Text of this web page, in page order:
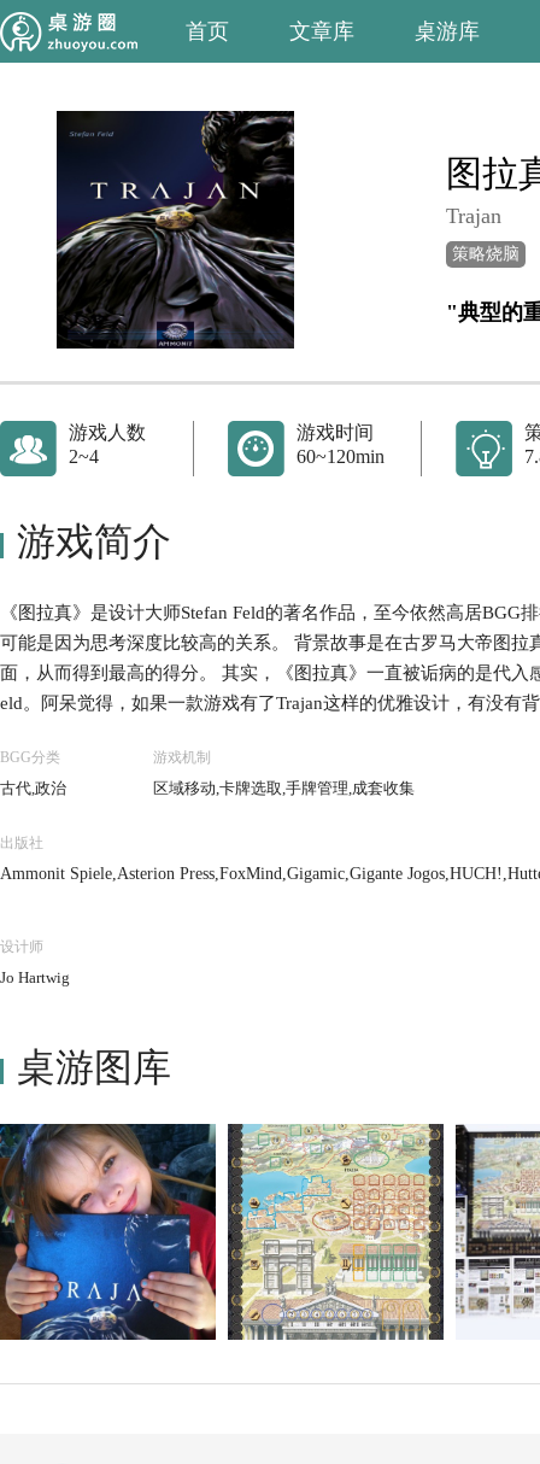
首页 文章库 桌游库
图拉
Trajan
策略烧脑
"典型的
游戏人数
2~4
游戏时间
60~120min
游戏简介
《图拉真》是设计大师Stefan Feld的著名作品，至今依然高居
可能是因为思考深度比较高的关系。 背景故事是在古罗马大帝图
面，从而得到最高的得分。 其实，《图拉真》一直被诟病的是代入
eld。阿呆觉得，如果一款游戏有了Trajan这样的优雅设计，有没有
风格，把这一特点演绎到了极致。玩家间的互动并不算多，但是如
开始，你就得判断思考最适合你的发展，而同时关注对手的动向。
BGG分类
古代,政治
游戏机制
区域移动,卡牌选取,手牌管理,成套收集
出版社
Ammonit Spiele,Asterion Press,FoxMind,Gigamic,Gigante
设计师
Jo Hartwig
桌游图库